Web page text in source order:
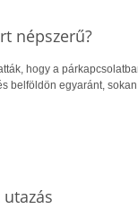
népszerű?
hogy a
belföldön egyaránt,